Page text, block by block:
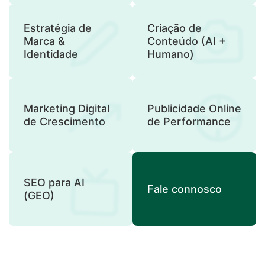
Estratégia de
Marca &
Identidade
Criação de
Conteúdo (AI +
Humano)
Marketing Digital
de Crescimento
Publicidade Online
de Performance
SEO para AI
(GEO)
Fale connosco